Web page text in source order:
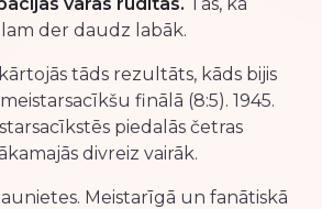
der daudz labāk.
tāds rezultāts, kāds bijis
finālā (8:5). 1945.
piedalās četras
divreiz vairāk.
Meistarīgā un fanātiskā